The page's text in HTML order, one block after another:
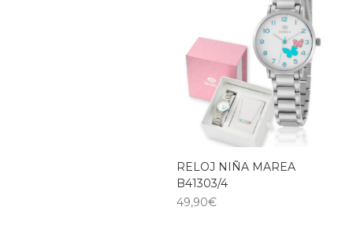
RELOJ NIÑA MAREA
B41303/4
49,90€